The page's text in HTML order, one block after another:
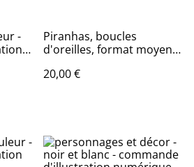
-
Piranhas, boucles
d'oreilles, format moyen,
20,00 €